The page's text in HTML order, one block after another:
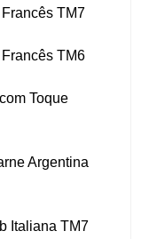
TM7
TM6
Toque
Argentina
Italiana TM7